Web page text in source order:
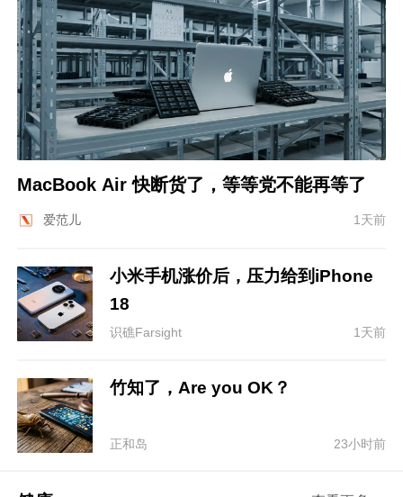
MacBook Air 快断货了，等等党不能再等了
爱范儿 1天前
小米手机涨价后，压力给到iPhone
18
识礁Farsight 1天前
竹知了，Are you OK？
正和岛 23小时前